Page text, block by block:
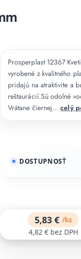
Prosperplast 12367
vyrobené z kvalitného
pridajú na atraktivite a
reštaurácií.Sú odolné
Vrátane čiernej...celý
DOSTUPNOSŤ
5,83 € /ks
4,82 € bez DPH